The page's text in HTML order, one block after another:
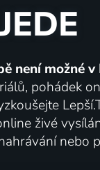
není možné
pohádek
živé
nebo